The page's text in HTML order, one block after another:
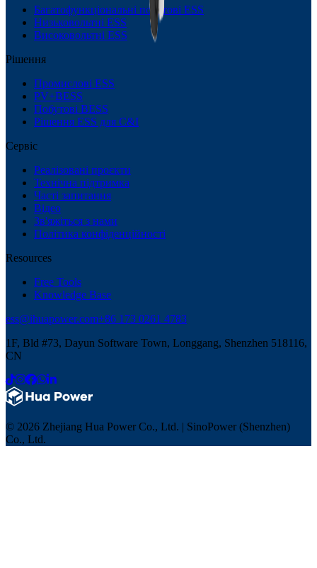
Багатофункціональні побутові ESS
Низьковольтні ESS
Високовольтні ESS
Рішення
Промислові ESS
PV+BESS
Побутові BESS
Рішення ESS для C&I
Сервіс
Реалізовані проєкти
Технічна підтримка
Часті запитання
Відео
Зв'яжіться з нами
Політика конфіденційності
Resources
Free Tools
Knowledge Base
ess@ihuapower.com+86 173 0261 4783
1F, Bld #73, Dayun Software Town, Longgang, Shenzhen 518116,
CN
© 2026 Zhejiang Hua Power Co., Ltd. | SinoPower (Shenzhen)
Co., Ltd.